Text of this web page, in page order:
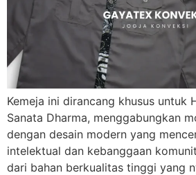
Kemeja ini dirancang khusus untuk
Sanata Dharma, menggabungkan
dengan desain modern yang
intelektual dan kebanggaan
dari bahan berkualitas tinggi yang